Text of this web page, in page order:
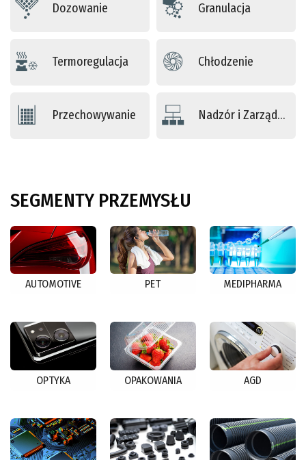
Dozowanie Granulacja
Termoregulacja Chłodzenie
Przechowywanie Nadzór i Zarządzanie
SEGMENTY PRZEMYSŁU
AUTOMOTIVE PET MEDIPHARMA
OPTYKA OPAKOWANIA AGD